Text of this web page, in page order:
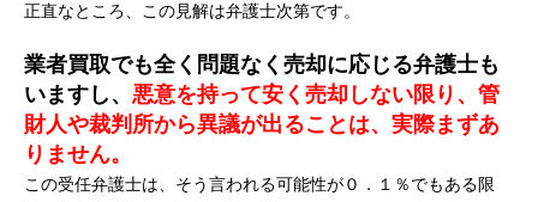
正直なところ、この見解は弁護士次第です。
業者買取でも全く問題なく売却に応じる弁護士も
いますし、 悪意を持って安く売却しない限り、管
財人や裁判所から異議が出ることは、実際まずあ
りません。
この受任弁護士は、そう言われる可能性が０．１％でもある限